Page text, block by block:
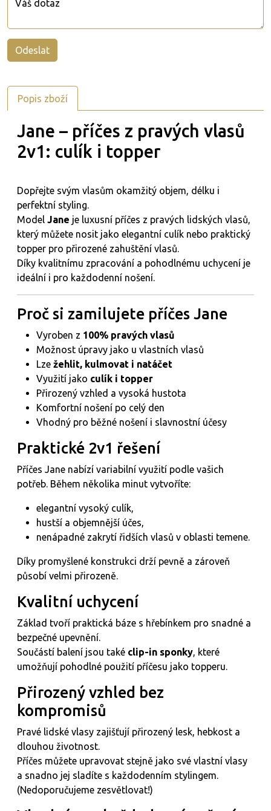
Popis zboží
Jane – příčes z pravých vlasů
2v1: culík i topper
Dopřejte svým vlasům okamžitý objem, délku i
perfektní styling.
Model Jane je luxusní příčes z pravých lidských vlasů,
který můžete nosit jako elegantní culík nebo praktický
topper pro přirozené zahuštění vlasů.
Díky kvalitnímu zpracování a pohodlnému uchycení je
ideální i pro každodenní nošení.
Proč si zamilujete příčes Jane
Vyroben z 100% pravých vlasů
Možnost úpravy jako u vlastních vlasů
Lze žehlit, kulmovat i natáčet
Využití jako culík i topper
Přirozený vzhled a vysoká hustota
Komfortní nošení po celý den
Vhodný pro běžné nošení i slavnostní účesy
Praktické 2v1 řešení
Příčes Jane nabízí variabilní využití podle vašich
potřeb. Během několika minut vytvoříte:
elegantní vysoký culík,
hustší a objemnější účes,
nenápadné zakrytí řidších vlasů v oblasti temene.
Díky promyšlené konstrukci drží pevně a zároveň
působí velmi přirozeně.
Kvalitní uchycení
Základ tvoří praktická báze s hřebínkem pro snadné a
bezpečné upevnění.
Součástí balení jsou také clip-in sponky, které
umožňují pohodlné použití příčesu jako topperu.
Přirozený vzhled bez
kompromisů
Pravé lidské vlasy zajišťují přirozený lesk, hebkost a
dlouhou životnost.
Příčes můžete upravovat stejně jako své vlastní vlasy
a snadno jej sladíte s každodenním stylingem.
(Nedoporučujeme zesvětlovat!)